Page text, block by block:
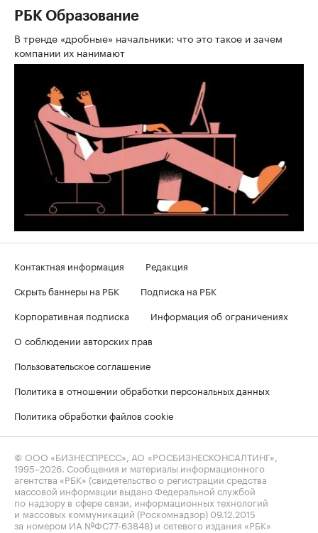
РБК Образование
В тренде «дробные» начальники: что это такое и зачем
компании их нанимают
Контактная информация
Редакция
Скрыть баннеры на РБК
Подписка на РБК
Корпоративная подписка
Информация об ограничениях
О соблюдении авторских прав
Пользовательское соглашение
Политика в отношении обработки персональных данных
Политика обработки файлов cookie
© ООО «БИЗНЕСПРЕСС», АО «РОСБИЗНЕСКОНСАЛТИНГ»,
1995–2026 . Сообщения и материалы информационного
агентства «РБК» (свидетельство о регистрации средства
массовой информации выдано Федеральной службой
по надзору в сфере связи, информационных технологий
и массовых коммуникаций (Роскомнадзор) 09.12.2015
за номером ИА №ФС77-63848) и сетевого издания «РБК»